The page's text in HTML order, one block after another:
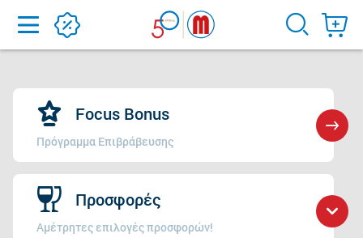
Home
Focus Bonus
Πρόγραμμα Επιβράβευσης
Προσφορές
Αμέτρητες επιλογές προσφορών!